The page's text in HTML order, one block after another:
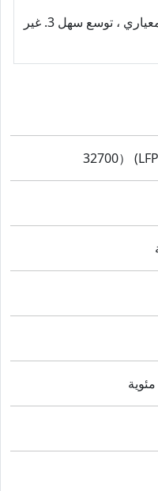
1. مراقبة مركزية ذكية 2. تصميم معياري ، توسع سهل 3. غير